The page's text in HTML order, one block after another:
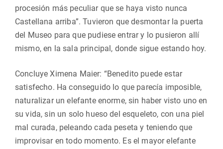
procesión más peculiar que se haya visto nunca
Castellana arriba”. Tuvieron que desmontar la puerta
del Museo para que pudiese entrar y lo pusieron allí
mismo, en la sala principal, donde sigue estando hoy.
Concluye Ximena Maier: “Benedito puede estar
satisfecho. Ha conseguido lo que parecía imposible,
naturalizar un elefante enorme, sin haber visto uno en
su vida, sin un solo hueso del esqueleto, con una piel
mal curada, peleando cada peseta y teniendo que
improvisar en todo momento. Es el mayor elefante